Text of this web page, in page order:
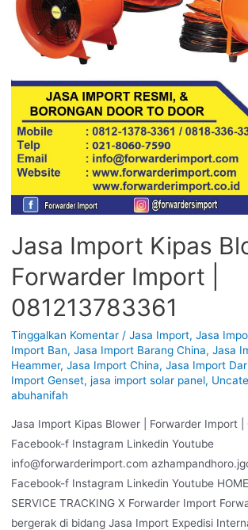
Jasa Import Kipas
Forwarder Import |
081213783361
Tinggalkan Komentar / Jasa Import, Jasa
Import Ban, Jasa Import Barang China, Jasa
Heammer, Jasa Import China, Jasa Import
Import Genset, jasa import solar panel,
abuhanifah
Jasa Import Kipas Blower | Forwarder Import |
Facebook-f Instagram Linkedin Youtube
info@forwarderimport.com
Facebook-f Instagram Linkedin Youtube
SERVICE TRACKING X Forwarder Import
bergerak di bidang Jasa Import Expedisi